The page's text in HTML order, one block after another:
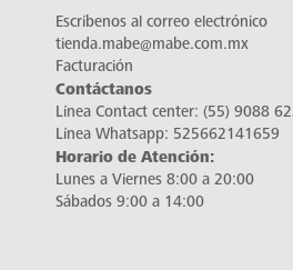
Escríbenos al correo electrónico
tienda.mabe@mabe.com.mx
Facturación
Contáctanos
Línea Contact center: (55) 9088
Línea Whatsapp: 525662141659
Horario de Atención:
Lunes a Viernes 8:00 a 20:00
Sábados 9:00 a 14:00